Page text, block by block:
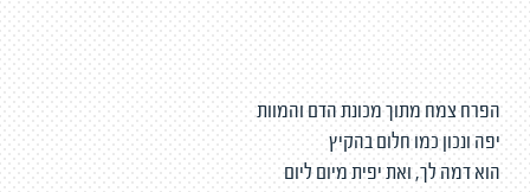
הפרח צמח מתוך מכונת הדם והמוות
יפה ונכון כמו חלום בהקיץ
הוא דמה לך, ואת יפית מיום ליום